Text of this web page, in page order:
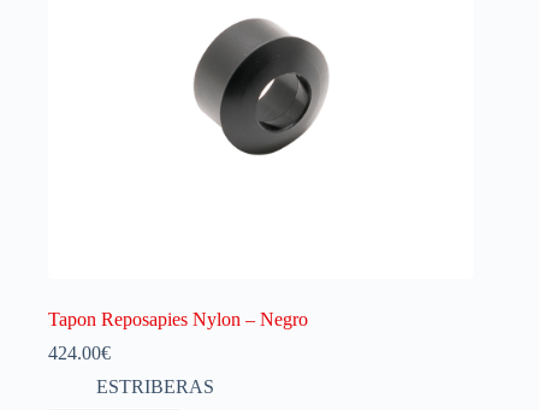
Tapon Reposapies Nylon – Negro
424.00€
ESTRIBERAS